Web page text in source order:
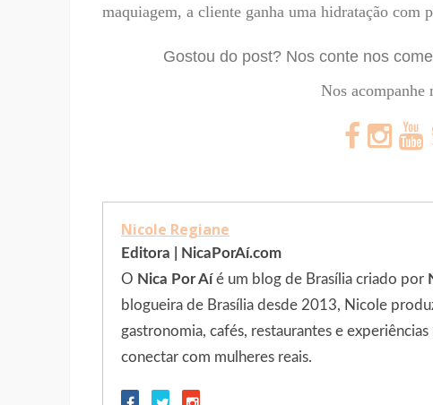
maquiagem, a cliente ganha uma hidratação com
Gostou do post? Nos conte nos
Nos acompanhe
Nicole Regiane
Editora | NicaPorAí.com
O Nica Por Aíé um blog de Brasília criado por
blogueira de Brasília desde 2013, Nicole
gastronomia, cafés, restaurantes e
conectar com mulheres reais.